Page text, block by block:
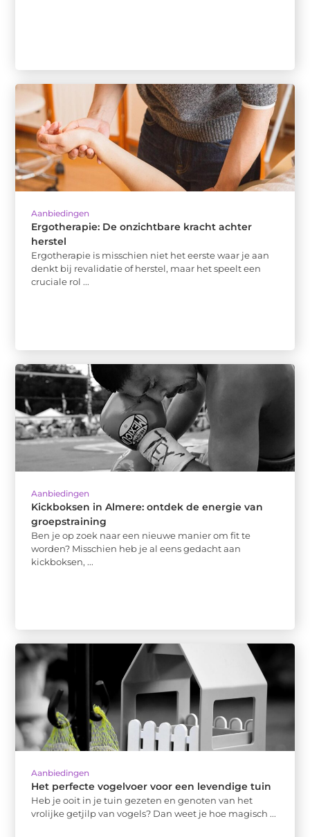
Aanbiedingen
Ergotherapie: De onzichtbare kracht achter
herstel
Ergotherapie is misschien niet het eerste waar je aan
denkt bij revalidatie of herstel, maar het speelt een
cruciale rol ...
Aanbiedingen
Kickboksen in Almere: ontdek de energie van
groepstraining
Ben je op zoek naar een nieuwe manier om fit te
worden? Misschien heb je al eens gedacht aan
kickboksen, ...
Aanbiedingen
Het perfecte vogelvoer voor een levendige tuin
Heb je ooit in je tuin gezeten en genoten van het
vrolijke getjilp van vogels? Dan weet je hoe magisch ...